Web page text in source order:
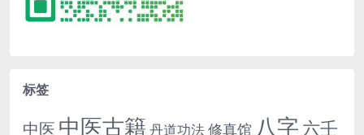
标签
中医 中医古籍 丹道功法修真馆 八字 六壬